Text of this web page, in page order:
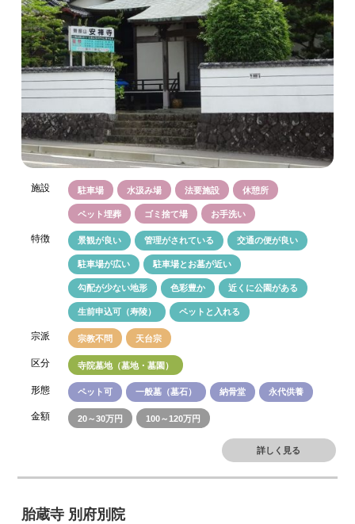
施設 駐車場 水汲み場 法要施設 休憩所
ペット埋葬 ゴミ捨て場 お手洗い
特徴 景観が良い 管理がされている 交通の便が良い
駐車場が広い 駐車場とお墓が近い
勾配が少ない地形 色彩豊か 近くに公園がある
生前申込可（寿陵） ペットと入れる
宗派 宗教不問 天台宗
区分 寺院墓地（墓地・墓園）
形態 ペット可 一般墓（墓石） 納骨堂 永代供養
金額 20～30万円 100～120万円
詳しく見る
胎蔵寺 別府別院